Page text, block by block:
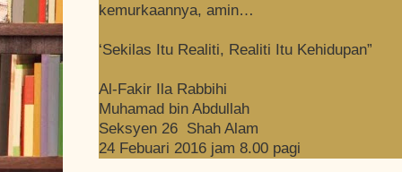
kemurkaannya, amin…
‘Sekilas Itu Realiti, Realiti Itu Kehidupan”
Al-Fakir Ila Rabbihi
Muhamad bin Abdullah
Seksyen 26 Shah Alam
24 Febuari 2016 jam 8.00 pagi